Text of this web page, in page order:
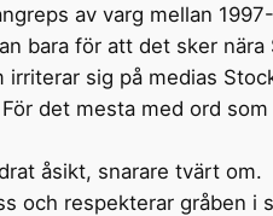
av varg mellan
bara för att det sker
sig på medias
det mesta med ord som
åsikt, snarare tvärt om.
och respekterar gråben i